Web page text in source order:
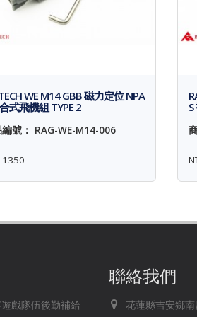
WE M14 GBB 磁力定位 NPA
式飛機組 TYPE 2
號： RAG-WE-M14-006
1350
戲隊伍後勤補給
聯絡我們
花蓮縣吉安鄉